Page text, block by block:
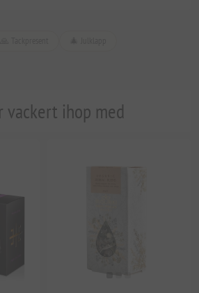
vackert ihop med